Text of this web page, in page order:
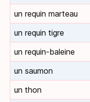
un requin marteau
un requin tigre
un requin-baleine
un saumon
un thon